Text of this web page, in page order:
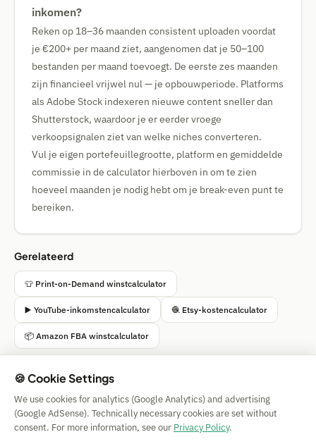
inkomen?
Reken op 18–36 maanden consistent uploaden voordat
je €200+ per maand ziet, aangenomen dat je 50–100
bestanden per maand toevoegt. De eerste zes maanden
zijn financieel vrijwel nul — je opbouwperiode. Platforms
als Adobe Stock indexeren nieuwe content sneller dan
Shutterstock, waardoor je er eerder vroege
verkoopsignalen ziet van welke niches converteren.
Vul je eigen portefeuillegrootte, platform en gemiddelde
commissie in de calculator hierboven in om te zien
hoeveel maanden je nodig hebt om je break-even punt te
bereiken.
Gerelateerd
👕 Print-on-Demand winstcalculator
▶️ YouTube-inkomstencalculator 🧶 Etsy-kostencalculator
📦 Amazon FBA winstcalculator
Simple Calculator
Impressum
| Privacy | Terms |
🍪 Cookies
🍪 Cookie Settings
We use cookies for analytics (Google Analytics) and advertising
(Google AdSense). Technically necessary cookies are set without
consent. For more information, see our Privacy Policy.